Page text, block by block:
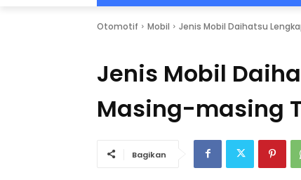
Otomotif Mobil Jenis Mobil Daihatsu
Jenis Mobil
Masing-masing
Bagikan